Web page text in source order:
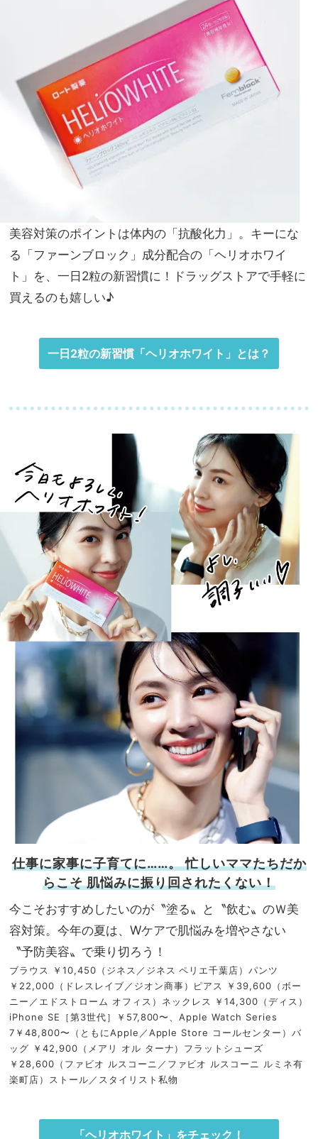
美容対策のポイントは体内の「抗酸化力」。キーにな
る「ファーンブロック」成分配合の「ヘリオホワイ
ト」を、一日2粒の新習慣に！ドラッグストアで手軽に
買えるのも嬉しい♪
一日2粒の新習慣「ヘリオホワイト」とは？
仕事に家事に子育てに……。 忙しいママたちだか
らこそ 肌悩みに振り回されたくない！
今こそおすすめしたいのが〝塗る〟と〝飲む〟のＷ美
容対策。今年の夏は、Wケアで肌悩みを増やさない
〝予防美容〟で乗り切ろう！
ブラウス ￥10,450（ジネス／ジネス ペリエ千葉店）パンツ
￥22,000（ドレスレイブ／ジオン商事）ピアス ￥39,600（ボー
ニー／エドストローム オフィス）ネックレス ￥14,300（ディス）
iPhone SE［第3世代］￥57,800〜、Apple Watch Series
7￥48,800〜（ともにApple／Apple Store コールセンター）バ
ッグ ￥42,900（メアリ オル ターナ）フラットシューズ
￥28,600（ファビオ ルスコーニ／ファビオ ルスコーニ ルミネ有
楽町店）ストール／スタイリスト私物
「ヘリオホワイト」をチェック！